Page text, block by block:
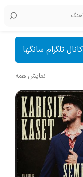
کانال تلگرام سانگها
نمایش همه